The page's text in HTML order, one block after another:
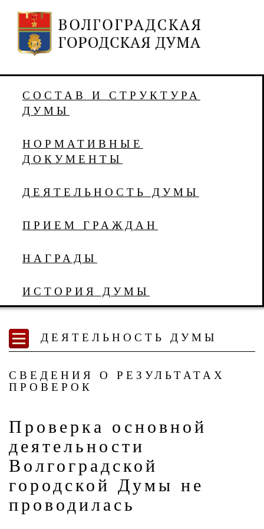
СОСТАВ И СТРУКТУРА
ДУМЫ
НОРМАТИВНЫЕ
ДОКУМЕНТЫ
ДЕЯТЕЛЬНОСТЬ ДУМЫ
ПРИЕМ ГРАЖДАН
НАГРАДЫ
ИСТОРИЯ ДУМЫ
ДЕЯТЕЛЬНОСТЬ ДУМЫ
СВЕДЕНИЯ О РЕЗУЛЬТАТАХ
ПРОВЕРОК
Проверка основной
деятельности
Волгоградской
городской Думы не
проводилась